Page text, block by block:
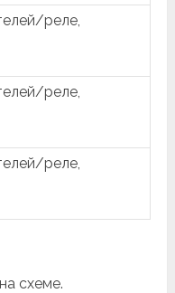
реле,
реле,
реле,
схеме.